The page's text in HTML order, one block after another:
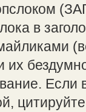
в
их
Если